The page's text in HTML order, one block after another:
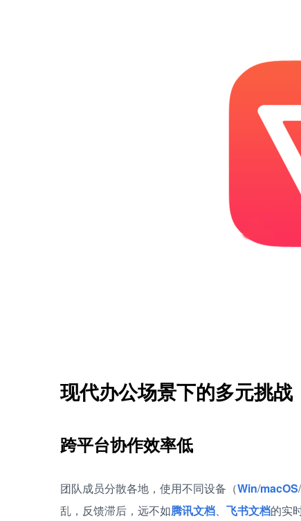
现代办公场景下的多元挑战
跨平台协作效率低
团队成员分散各地，使用不同设备（Win/macOS/
乱，反馈滞后，远不如腾讯文档、 飞书文档的实